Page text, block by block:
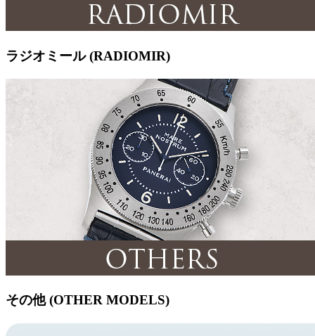
ラジオミール (RADIOMIR)
その他 (OTHER MODELS)